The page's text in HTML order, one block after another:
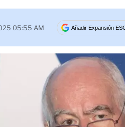
05:55 AM Añadir Expansión